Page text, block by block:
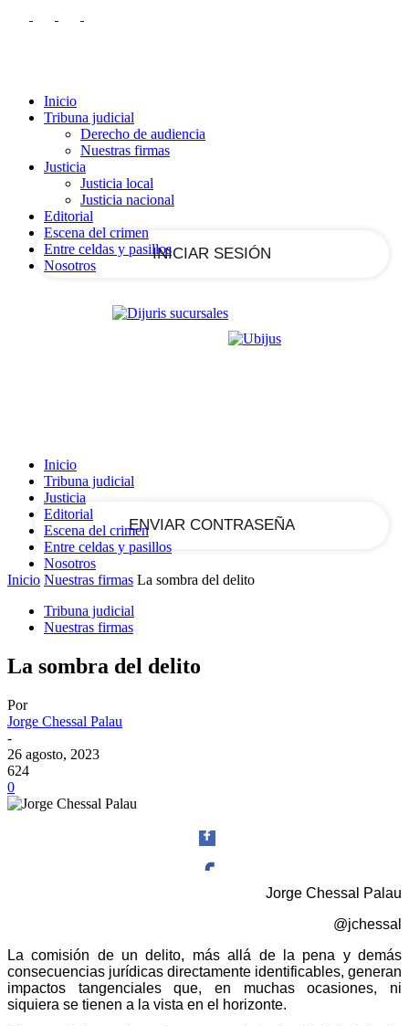
Inicio
Tribuna judicial
Derecho de audiencia
Nuestras firmas
Justicia
Justicia local
Justicia nacional
Editorial
Escena del crimen
Entre celdas y pasillos
Nosotros
tu contraseña
Inicio
Tribuna judicial
Justicia
Editorial
Escena del crimen
Entre celdas y pasillos
Nosotros
Inicio Nuestras firmas La sombra del delito
Tribuna judicial
Nuestras firmas
La sombra del delito
Por
Jorge Chessal Palau
-
26 agosto, 2023
624
0
Twitter
Jorge Chessal Palau
@jchessal
La comisión de un delito, más allá de la pena y demás
consecuencias jurídicas directamente identificables, generan
impactos tangenciales que, en muchas ocasiones, ni
siquiera se tienen a la vista en el horizonte.